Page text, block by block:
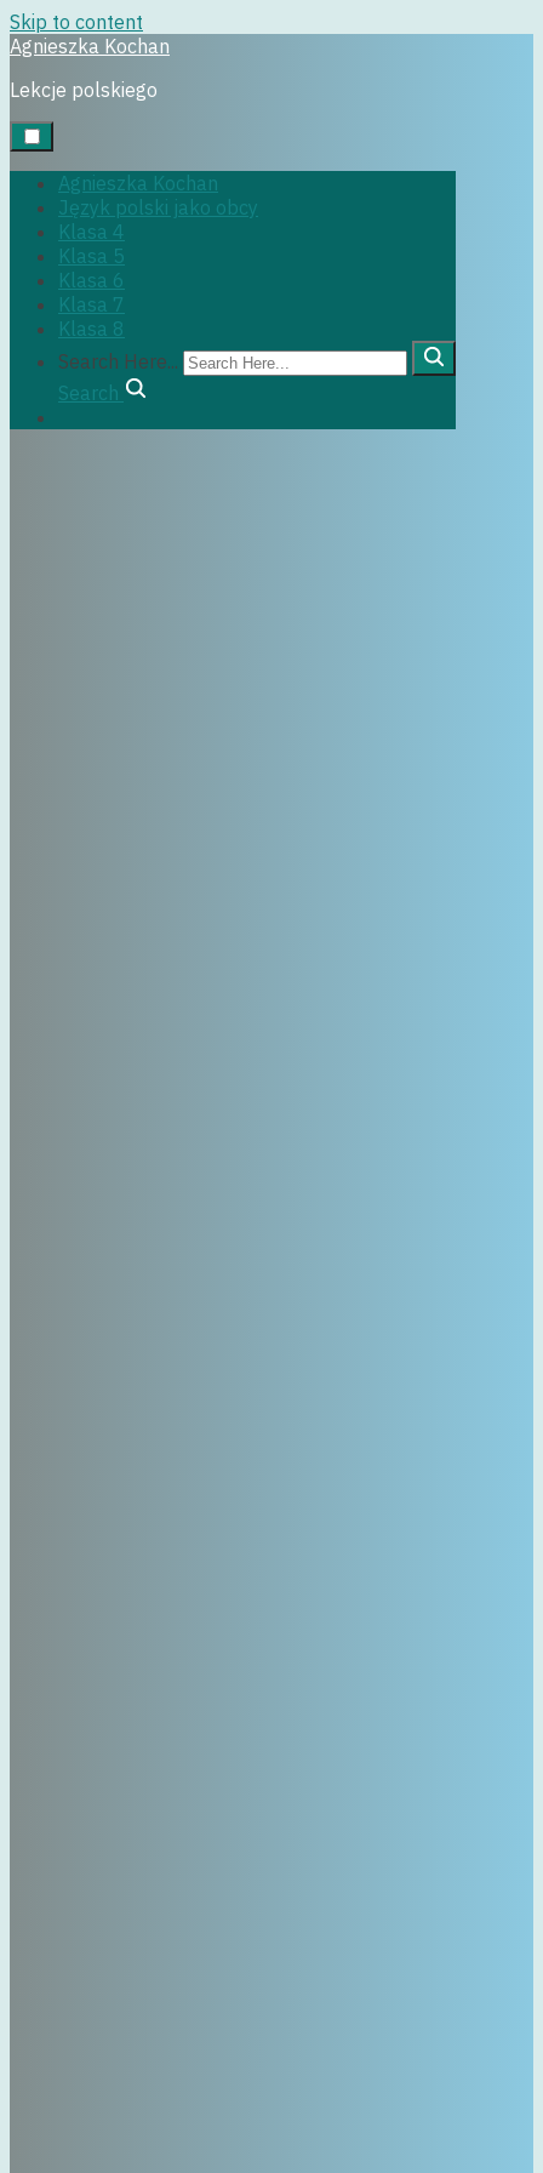
Skip to content
Agnieszka Kochan
Lekcje polskiego
Agnieszka Kochan
Język polski jako obcy
Klasa 4
Klasa 5
Klasa 6
Klasa 7
Klasa 8
Search Here...
Search
jpjo